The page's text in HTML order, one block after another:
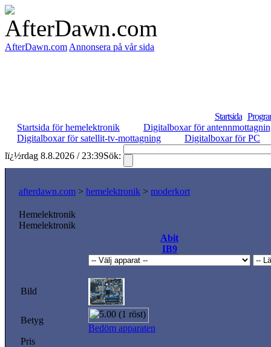
AfterDawn.com Annonsera på vår sida
Startsida
Startsida för hemelektronik
Digitalboxar för
Digitalboxar för satellit-tv-mottagning
Digitalboxar för PC
lï¿½rdag 8.8.2026 / 23:39Sök:
afterdawn.com > hemelektronik > moderkort
Hemelektronik
Hemelektronik
Abit
IB9
Bild
Betyg
Bedöm apparaten
Pris